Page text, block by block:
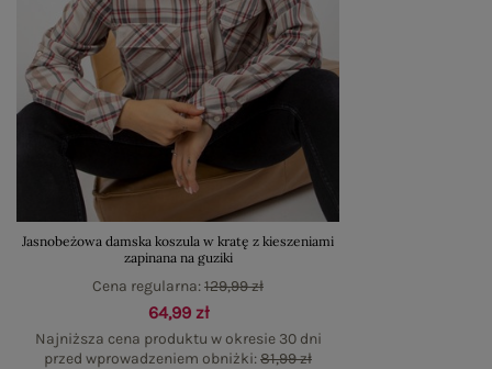
Jasnobeżowa damska koszula w kratę z kieszeniami
zapinana na guziki
64,99 zł
Najniższa cena produktu w okresie 30 dni
przed wprowadzeniem obniżki:81,99 zł
Cena regularna:129,99 zł